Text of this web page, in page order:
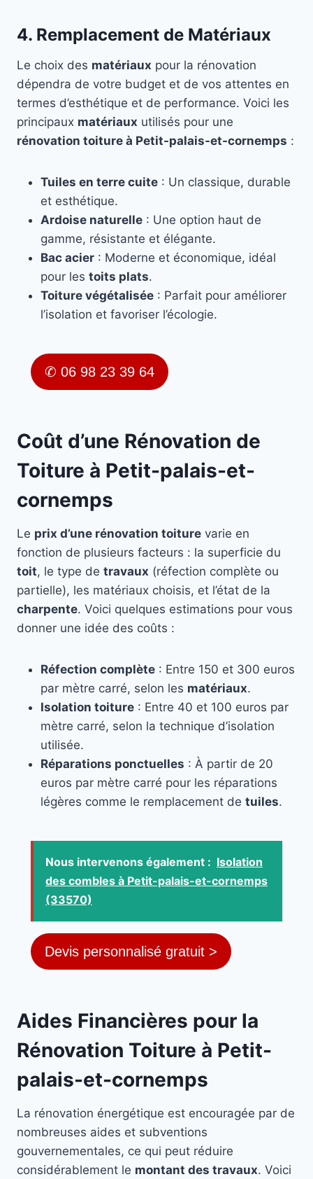
4. Remplacement de Matériaux
Le choix des matériaux pour la rénovation
dépendra de votre budget et de vos attentes en
termes d’esthétique et de performance. Voici les
principaux matériaux utilisés pour une
rénovation toiture à Petit-palais-et-cornemps :
Tuiles en terre cuite : Un classique, durable
et esthétique.
Ardoise naturelle : Une option haut de
gamme, résistante et élégante.
Bac acier : Moderne et économique, idéal
pour les toits plats.
Toiture végétalisée : Parfait pour améliorer
l’isolation et favoriser l’écologie.
✆ 06 98 23 39 64
Coût d’une Rénovation de
Toiture à Petit-palais-et-
cornemps
Le prix d’une rénovation toiture varie en
fonction de plusieurs facteurs : la superficie du
toit, le type de travaux (réfection complète ou
partielle), les matériaux choisis, et l’état de la
charpente. Voici quelques estimations pour vous
donner une idée des coûts :
Réfection complète : Entre 150 et 300 euros
par mètre carré, selon les matériaux.
Isolation toiture : Entre 40 et 100 euros par
mètre carré, selon la technique d’isolation
utilisée.
Réparations ponctuelles : À partir de 20
euros par mètre carré pour les réparations
légères comme le remplacement de tuiles.
Nous intervenons également : Isolation
des combles à Petit-palais-et-cornemps
(33570)
Devis personnalisé gratuit >
Aides Financières pour la
Rénovation Toiture à Petit-
palais-et-cornemps
La rénovation énergétique est encouragée par de
nombreuses aides et subventions
gouvernementales, ce qui peut réduire
considérablement le montant des travaux. Voici